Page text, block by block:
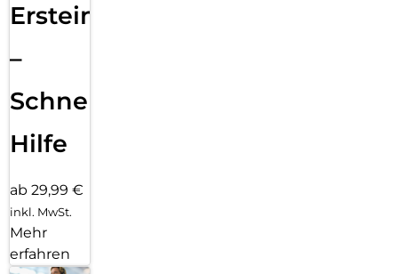
Ersteinrichtung
–
Schnelle
Hilfe
ab 29,99 €
inkl. MwSt.
Mehr
erfahren